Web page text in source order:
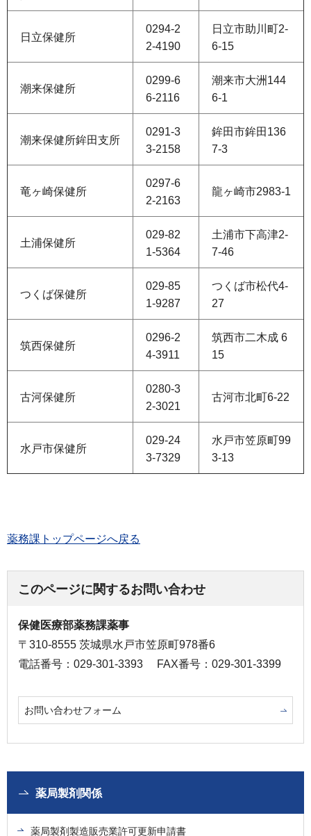
日立保健所
0294-2
2-4190
日立市助川町2-
6-15
潮来保健所
0299-6
6-2116
潮来市大洲144
6-1
潮来保健所鉾田支所
0291-3
3-2158
鉾田市鉾田136
7-3
竜ヶ崎保健所
0297-6
2-2163
龍ヶ崎市2983-1
土浦保健所
029-82
1-5364
土浦市下高津2-
7-46
つくば保健所
029-85
1-9287
つくば市松代4-
27
筑西保健所
0296-2
4-3911
筑西市二木成 6
15
古河保健所
0280-3
2-3021
古河市北町6-22
水戸市保健所
029‐24
3‐7329
水戸市笠原町99
3‐13
薬務課トップページへ戻る
このページに関するお問い合わせ
保健医療部薬務課薬事
〒310-8555 茨城県水戸市笠原町978番6
電話番号：029-301-3393
FAX番号：029-301-3399
お問い合わせフォーム
薬局製剤関係
薬局製剤製造販売業許可更新申請書